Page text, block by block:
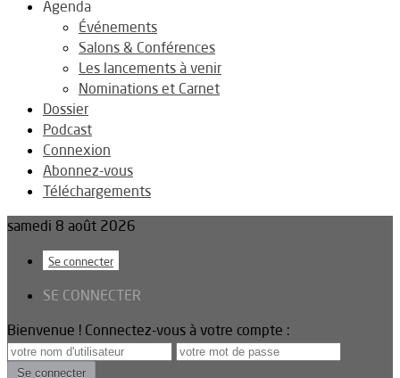
Agenda
Événements
Salons & Conférences
Les lancements à venir
Nominations et Carnet
Dossier
Podcast
Connexion
Abonnez-vous
Téléchargements
samedi 8 août 2026
Se connecter
SE CONNECTER
Bienvenue ! Connectez-vous à votre compte :